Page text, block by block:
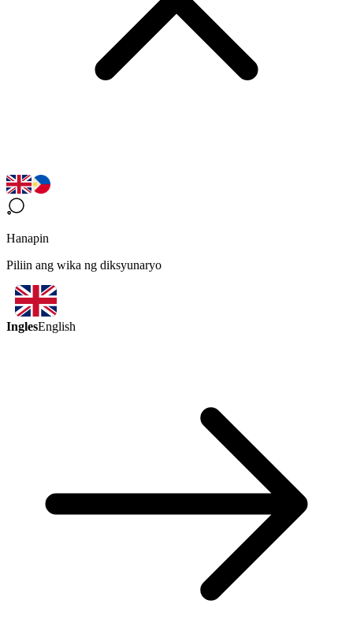
Hanapin
Piliin ang wika ng diksyunaryo
InglesEnglish